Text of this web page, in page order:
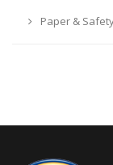
Paper &